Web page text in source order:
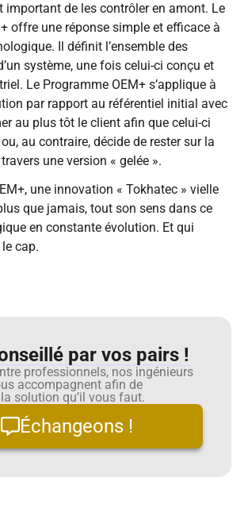
important de les contrôler en amont. Le
offre une réponse simple et efficace à
Il définit l’ensemble des
système, une fois celui-ci conçu et
Le Programme OEM+ s’applique à
par rapport au référentiel initial avec
au plus tôt le client afin que celui-ci
au contraire, décide de rester sur la
une version « gelée ».
une innovation « Tokhatec » vielle
que jamais, tout son sens dans ce
en constante évolution. Et qui
cap.
par vos pairs !
professionnels, nos ingénieurs
accompagnent afin de
solution qu’il vous faut.
Échangeons !